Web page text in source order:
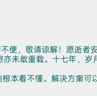
，敬请谅解！愿逝者
未敢重载。十七年，
本看不懂。解决方案可